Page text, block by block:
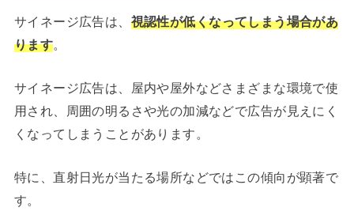
サイネージ広告は、 視認性が低くなってしまう場合があ
ります。
サイネージ広告は、屋内や屋外などさまざまな環境で使
用され、周囲の明るさや光の加減などで広告が見えにく
くなってしまうことがあります。
特に、直射日光が当たる場所などではこの傾向が顕著で
す。